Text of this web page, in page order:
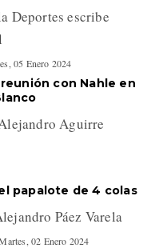
Deportes escribe
05 Enero 2024
con Nahle en
Aguirre
papalote de 4 colas
Páez Varela
02 Enero 2024